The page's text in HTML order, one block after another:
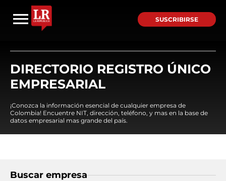
SUSCRIBIRSE
DIRECTORIO REGISTRO ÚNICO
EMPRESARIAL
¡Conozca la información esencial de cualquier empresa de
Colombia! Encuentre NIT, dirección, teléfono, y mas en la base de
datos empresarial mas grande del país.
Buscar empresa